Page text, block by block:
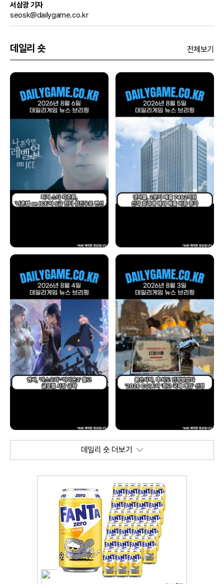
서삼광 기자
seosk@dailygame.co.kr
데일리 숏 전체보기
데일리 숏 더보기